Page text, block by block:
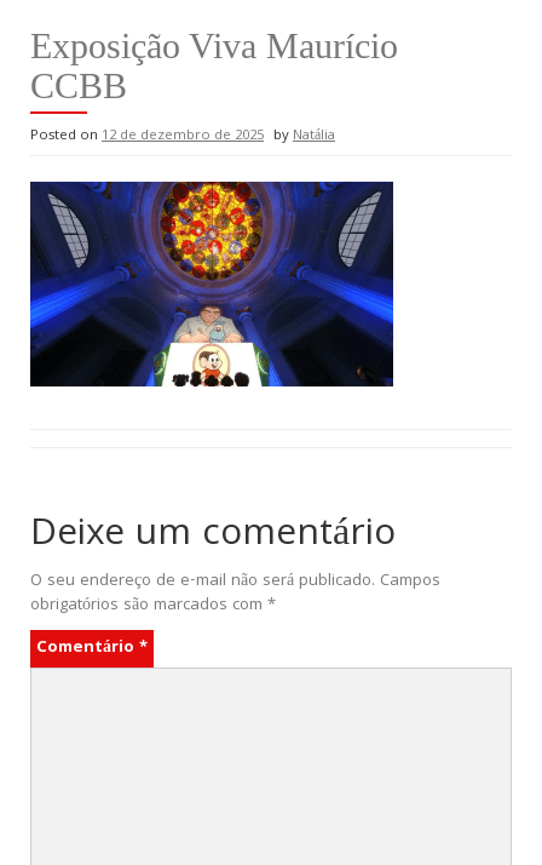
Exposição Viva Maurício
CCBB
Posted on 12 de dezembro de 2025 byNatália
Deixe um comentário
O seu endereço de e-mail não será publicado. Campos
obrigatórios são marcados com *
Comentário *